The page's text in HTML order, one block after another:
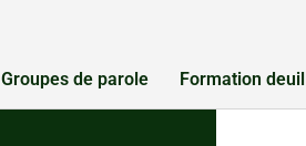
Groupes de parole Formation deuil